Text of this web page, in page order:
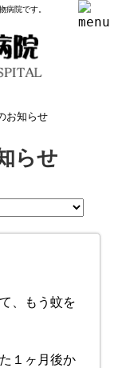
院です。
お知らせ
らせ
、もう蚊を
１ヶ月後か